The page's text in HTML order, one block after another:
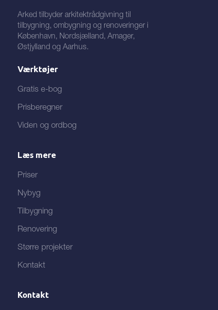
Arked tilbyder arkitektrådgivning til
tilbygning, ombygning og renoveringer i
København, Nordsjælland, Amager,
Østjylland og Aarhus.
Værktøjer
Gratis e-bog
Prisberegner
Viden og ordbog
Læs mere
Priser
Nybyg
Tilbygning
Renovering
Større projekter
Kontakt
Kontakt